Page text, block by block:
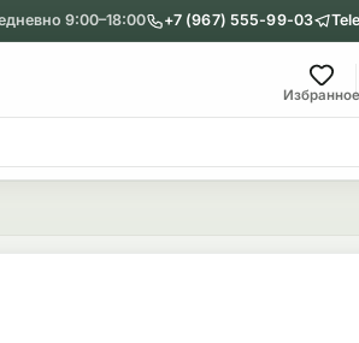
9:00–18:00 +7 (967) 555-99-03
Главное меню
Гриндеры